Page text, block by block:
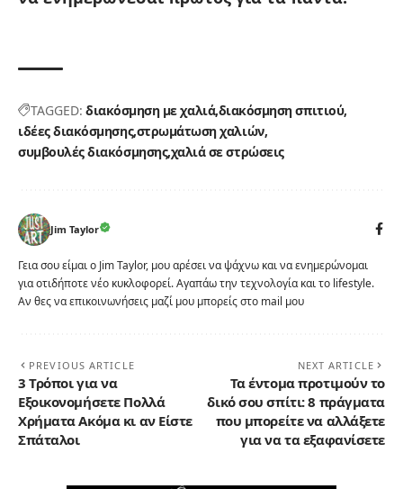
TAGGED: διακόσμηση με χαλιά διακόσμηση σπιτιού
ιδέες διακόσμησης στρωμάτωση χαλιών
συμβουλές διακόσμησης χαλιά σε στρώσεις
Jim Taylor
Γεια σου είμαι ο Jim Taylor, μου αρέσει να ψάχνω και να ενημερώνομαι
για οτιδήποτε νέο κυκλοφορεί. Αγαπάω την τεχνολογία και το lifestyle.
Αν θες να επικοινωνήσεις μαζί μου μπορείς στο mail μου
PREVIOUS ARTICLE
3 Τρόποι για να
Εξοικονομήσετε Πολλά
Χρήματα Ακόμα κι αν Είστε
Σπάταλοι
NEXT ARTICLE
Τα έντομα προτιμούν το
δικό σου σπίτι: 8 πράγματα
που μπορείτε να αλλάξετε
για να τα εξαφανίσετε